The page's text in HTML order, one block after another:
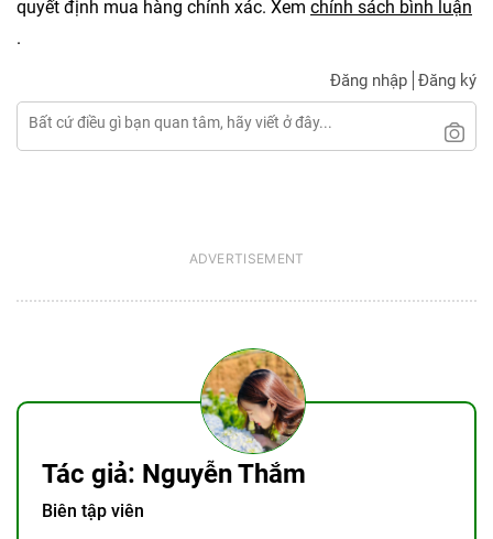
quyết định mua hàng chính xác. Xem chính sách bình luận
.
Đăng nhập Đăng ký
Tác giả: Nguyễn Thắm
Biên tập viên